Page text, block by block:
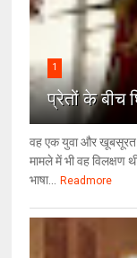
1
प्रेतों के बीच
वह एक युवा और खूबसूरत
मामले में भी वह विलक्षण
भाषा...
Readmore